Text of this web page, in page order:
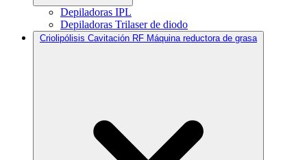
Depiladoras IPL
Depiladoras Trilaser de diodo
Criolipólisis Cavitación RF Máquina reductora de grasa